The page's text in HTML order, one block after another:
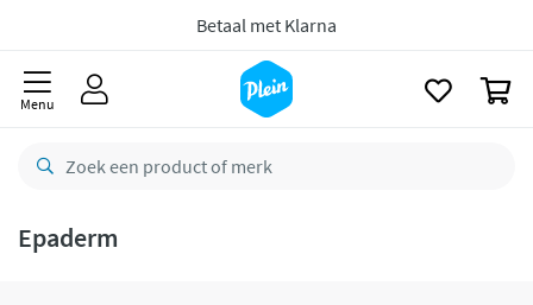
Betaal met Klarna
Menu
Epaderm